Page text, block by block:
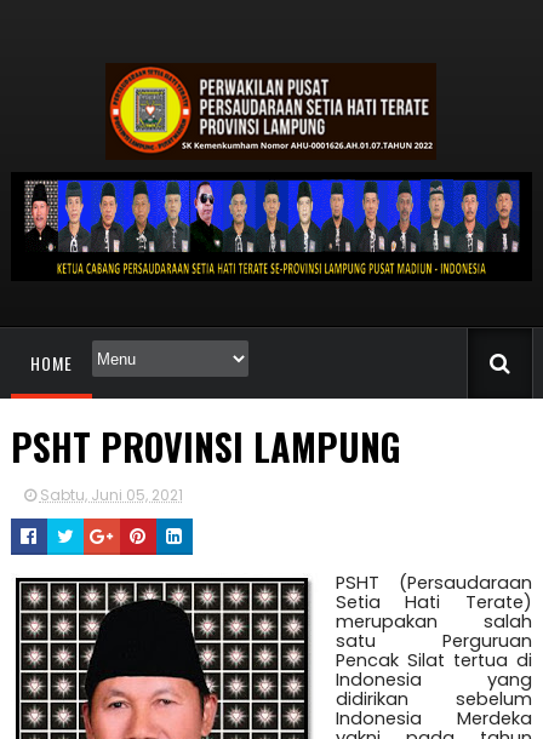
HOME
PSHT PROVINSI LAMPUNG
Sabtu, Juni 05, 2021
PSHT (Persaudaraan
Setia Hati Terate)
merupakan salah
satu Perguruan
Pencak Silat tertua di
Indonesia yang
didirikan sebelum
Indonesia Merdeka